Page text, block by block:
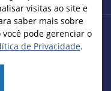
Reservados
e Turismo do Estado
visitas ao site e
saber mais sobre
pode gerenciar o
de Privacidade.